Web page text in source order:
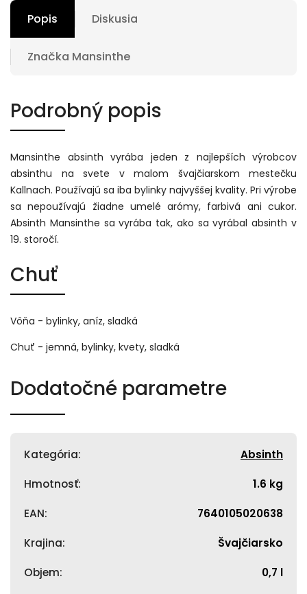
Popis Diskusia
Značka Mansinthe
Podrobný popis
Mansinthe absinth vyrába jeden z najlepších výrobcov
absinthu na svete v malom švajčiarskom mestečku
Kallnach. Používajú sa iba bylinky najvyššej kvality. Pri výrobe
sa nepoužívajú žiadne umelé arómy, farbivá ani cukor.
Absinth Mansinthe sa vyrába tak, ako sa vyrábal absinth v
19. storočí.
Chuť
Vôňa - bylinky, aníz, sladká
Chuť - jemná, bylinky, kvety, sladká
Dodatočné parametre
Kategória: Absinth
Hmotnosť: 1.6 kg
EAN: 7640105020638
Krajina: Švajčiarsko
Objem: 0,7 l